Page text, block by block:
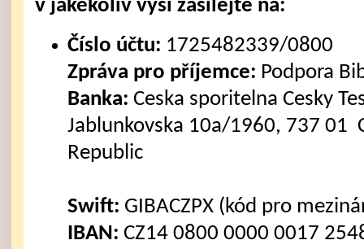
v jakékoliv výši zasílejte na:
Číslo účtu: 1725482339/0800
Zpráva pro příjemce: Podpora
Banka: Ceska sporitelna Cesky
Jablunkovska 10a/1960, 737 01
Republic
Swift: GIBACZPX (kód pro
IBAN: CZ14 0800 0000 0017